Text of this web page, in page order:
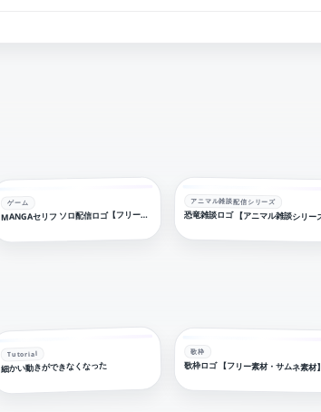
ゲーム
M
ANGAセリフ ソロ配信ロゴ【フリー素材・サムネ素材】
アニマル雑談配信シリーズ
Tutorial
細かい動きができなくなった
歌枠
歌枠ロゴ 【フリー素材・サムネ素材】